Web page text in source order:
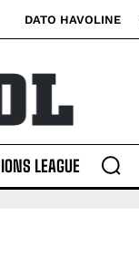
DATO HAVOLINE
LEAGUE